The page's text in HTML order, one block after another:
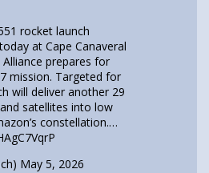
rocket launch
at Cape Canaveral
prepares for
mission. Targeted for
will deliver another 29
satellites into low
constellation.…
May 5, 2026